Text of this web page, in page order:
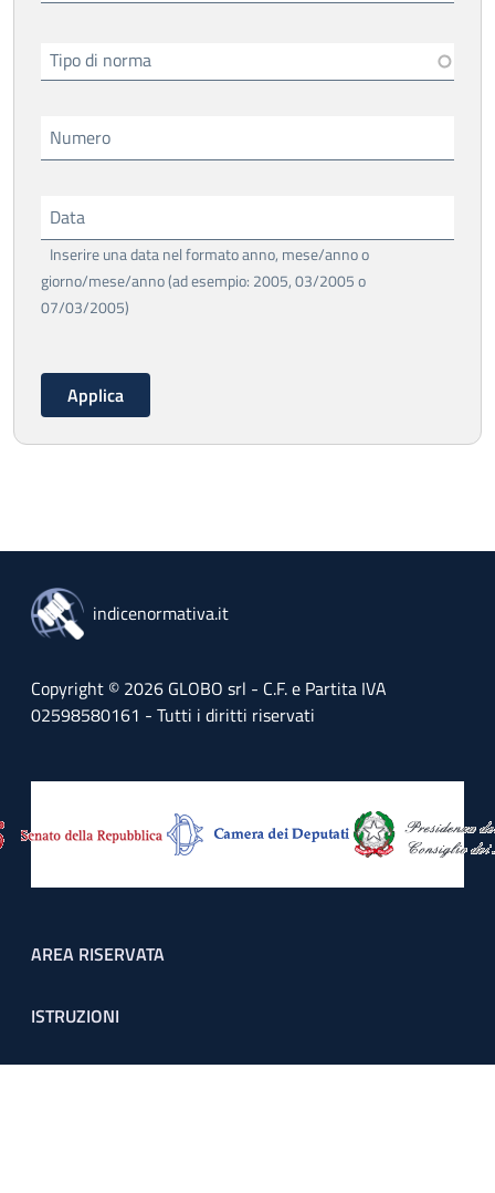
Tipo di norma
Numero
Data
Inserire una data nel formato anno, mese/anno o
giorno/mese/anno (ad esempio: 2005, 03/2005 o
07/03/2005)
indicenormativa.it
Copyright © 2026 GLOBO srl - C.F. e Partita IVA
02598580161 - Tutti i diritti riservati
Footer menu
AREA RISERVATA
ISTRUZIONI